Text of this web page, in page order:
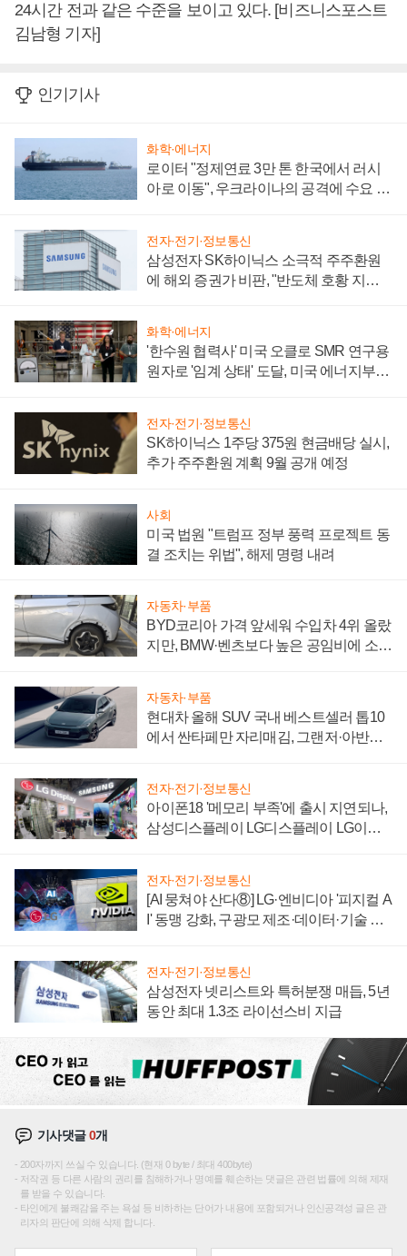
24시간 전과 같은 수준을 보이고 있다. [비즈니스포스트
김남형 기자]
인기기사
화학·에너지
로이터 "정제연료 3만 톤 한국에서 러시
아로 이동", 우크라이나의 공격에 수요 늘
전자·전기·정보통신
삼성전자 SK하이닉스 소극적 주주환원
에 해외 증권가 비판, "반도체 호황 지속
화학·에너지
'한수원 협력사' 미국 오클로 SMR 연구용
원자로 '임계 상태' 도달, 미국 에너지부
전자·전기·정보통신
SK하이닉스 1주당 375원 현금배당 실시,
추가 주주환원 계획 9월 공개 예정
사회
미국 법원 "트럼프 정부 풍력 프로젝트 동
결 조치는 위법", 해제 명령 내려
자동차·부품
BYD코리아 가격 앞세워 수입차 4위 올랐
지만, BMW·벤츠보다 높은 공임비에 소비
자동차·부품
현대차 올해 SUV 국내 베스트셀러 톱10
에서 싼타페만 자리매김, 그랜저·아반떼
전자·전기·정보통신
아이폰18 '메모리 부족'에 출시 지연되나,
삼성디스플레이 LG디스플레이 LG이노
전자·전기·정보통신
[AI 뭉쳐야 산다⑧] LG·엔비디아 '피지컬 A
I' 동맹 강화, 구광모 제조·데이터·기술 결
전자·전기·정보통신
삼성전자 넷리스트와 특허분쟁 매듭, 5년
동안 최대 1.3조 라이선스비 지급
기사댓글0개
200자까지 쓰실 수 있습니다. (현재 0 byte / 최대 400byte)
저작권 등 다른 사람의 권리를 침해하거나 명예를 훼손하는 댓글은 관련 법률에 의해 제재
를 받을 수 있습니다.
타인에게 불쾌감을 주는 욕설 등 비하하는 단어가 내용에 포함되거나 인신공격성 글은 관
리자의 판단에 의해 삭제 합니다.